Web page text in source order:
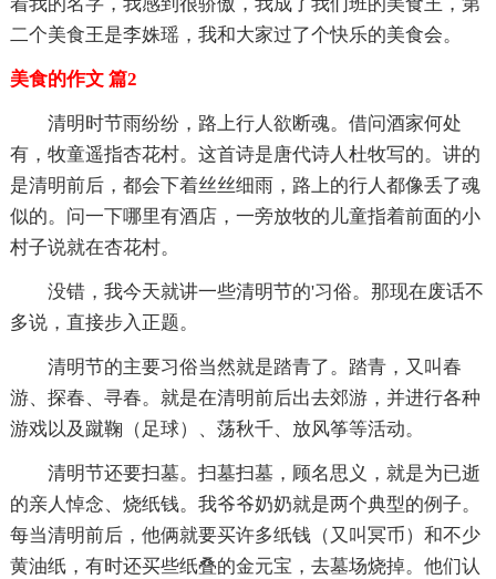
二个美食王是李姝瑶，我和大家过了个快乐的美食会。
美食的作文 篇2
清明时节雨纷纷，路上行人欲断魂。借问酒家何处
有，牧童遥指杏花村。这首诗是唐代诗人杜牧写的。讲的
是清明前后，都会下着丝丝细雨，路上的行人都像丢了魂
似的。问一下哪里有酒店，一旁放牧的儿童指着前面的小
村子说就在杏花村。
没错，我今天就讲一些清明节的'习俗。那现在废话不
多说，直接步入正题。
清明节的主要习俗当然就是踏青了。踏青，又叫春
游、探春、寻春。就是在清明前后出去郊游，并进行各种
游戏以及蹴鞠（足球）、荡秋千、放风筝等活动。
清明节还要扫墓。扫墓扫墓，顾名思义，就是为已逝
的亲人悼念、烧纸钱。我爷爷奶奶就是两个典型的例子。
每当清明前后，他俩就要买许多纸钱（又叫冥币）和不少
黄油纸，有时还买些纸叠的金元宝，去墓场烧掉。他们认